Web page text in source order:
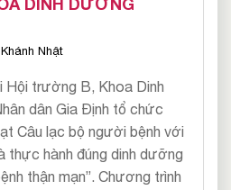
DINH DƯỠNG
Nhật
Hội trường B, Khoa Dinh
dân Gia Định tổ chức
Câu lạc bộ người bệnh với
thực hành đúng dinh dưỡng
thận mạn”. Chương trình